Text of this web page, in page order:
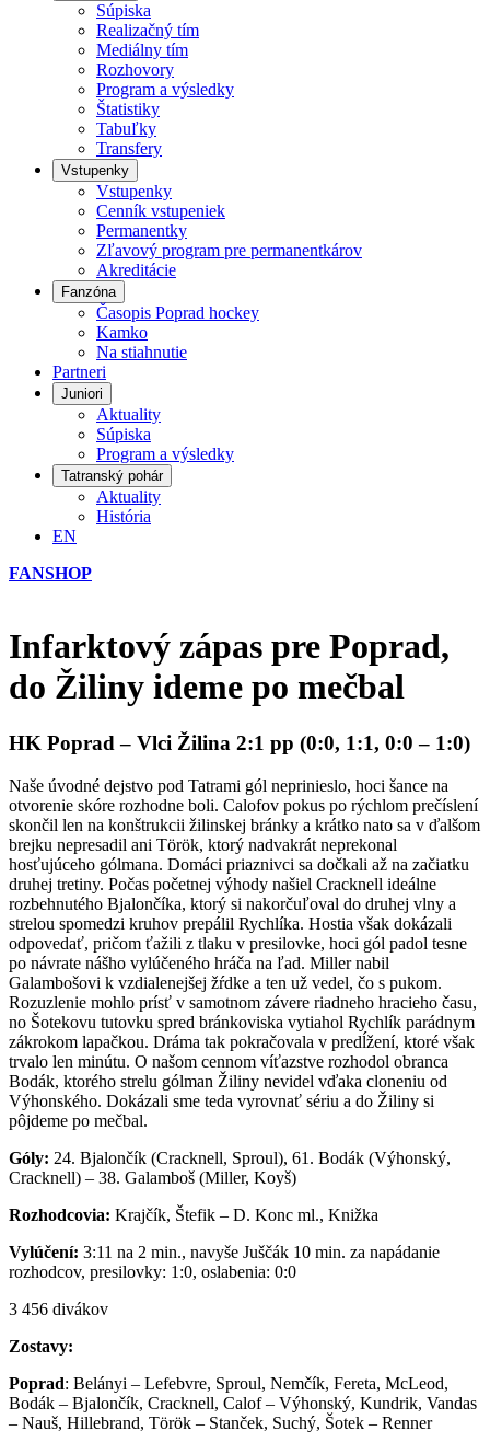
Súpiska
Realizačný tím
Mediálny tím
Rozhovory
Program a výsledky
Štatistiky
Tabuľky
Transfery
Vstupenky
Vstupenky
Cenník vstupeniek
Permanentky
Zľavový program pre permanentkárov
Akreditácie
Fanzóna
Časopis Poprad hockey
Kamko
Na stiahnutie
Partneri
Juniori
Aktuality
Súpiska
Program a výsledky
Tatranský pohár
Aktuality
História
EN
FANSHOP
Infarktový zápas pre Poprad,
do Žiliny ideme po mečbal
HK Poprad – Vlci Žilina 2:1 pp (0:0, 1:1, 0:0 – 1:0)
Naše úvodné dejstvo pod Tatrami gól neprinieslo, hoci šance na
otvorenie skóre rozhodne boli. Calofov pokus po rýchlom prečíslení
skončil len na konštrukcii žilinskej bránky a krátko nato sa v ďalšom
brejku nepresadil ani Török, ktorý nadvakrát neprekonal
hosťujúceho gólmana. Domáci priaznivci sa dočkali až na začiatku
druhej tretiny. Počas početnej výhody našiel Cracknell ideálne
rozbehnutého Bjalončíka, ktorý si nakorčuľoval do druhej vlny a
strelou spomedzi kruhov prepálil Rychlíka. Hostia však dokázali
odpovedať, pričom ťažili z tlaku v presilovke, hoci gól padol tesne
po návrate nášho vylúčeného hráča na ľad. Miller nabil
Galambošovi k vzdialenejšej žŕdke a ten už vedel, čo s pukom.
Rozuzlenie mohlo prísť v samotnom závere riadneho hracieho času,
no Šotekovu tutovku spred bránkoviska vytiahol Rychlík parádnym
zákrokom lapačkou. Dráma tak pokračovala v predĺžení, ktoré však
trvalo len minútu. O našom cennom víťazstve rozhodol obranca
Bodák, ktorého strelu gólman Žiliny nevidel vďaka cloneniu od
Výhonského. Dokázali sme teda vyrovnať sériu a do Žiliny si
pôjdeme po mečbal.
Góly: 24. Bjalončík (Cracknell, Sproul), 61. Bodák (Výhonský,
Cracknell) – 38. Galamboš (Miller, Koyš)
Rozhodcovia: Krajčík, Štefik – D. Konc ml., Knižka
Vylúčení: 3:11 na 2 min., navyše Juščák 10 min. za napádanie
rozhodcov, presilovky: 1:0, oslabenia: 0:0
3 456 divákov
Zostavy:
Poprad: Belányi – Lefebvre, Sproul, Nemčík, Fereta, McLeod,
Bodák – Bjalončík, Cracknell, Calof – Výhonský, Kundrik, Vandas
– Nauš, Hillebrand, Török – Stanček, Suchý, Šotek – Renner